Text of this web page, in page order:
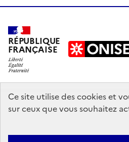
Ce site utilise des cookies et
sur ceux que vous souhaitez
RÉPUBLIQUE
FRANÇAISE
education.gouv.fr
enseignementsup-recherche.gouv.fr